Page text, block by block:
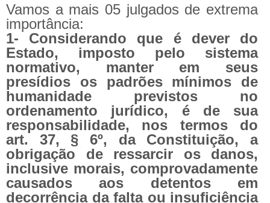
Vamos a mais 05 julgados de extrema
importância:
1- Considerando que é dever do
Estado, imposto pelo sistema
normativo, manter em seus
presídios os padrões mínimos de
humanidade previstos no
ordenamento jurídico, é de sua
responsabilidade, nos termos do
art. 37, § 6º, da Constituição, a
obrigação de ressarcir os danos,
inclusive morais, comprovadamente
causados aos detentos em
decorrência da falta ou insuficiência